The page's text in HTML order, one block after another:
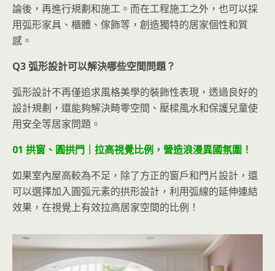
論後，再進行規劃和施工。而在工程施工之外，也可以採
用弧形家具、櫃體、傢飾等，創造獨特的居家個性和質
感。
Q3 弧形設計可以解決哪些空間問題？
弧形設計不再僅追求風格美學的裝飾性表現，透過良好的
設計規劃，還能夠解決畸零空間、壓樑風水和保護兒童使
用安全等居家問題。
01 拱窗、圓拱門｜拉高視覺比例，營造浪漫異國氛圍！
如果室內屋高較為不足，除了方正的窗戶和門片設計，還
可以選擇加入圓弧元素的拱形設計，利用弧線的延伸連結
效果，在視覺上有效拉高居家空間的比例！